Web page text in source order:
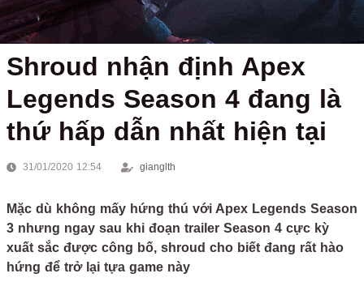
Shroud nhận định Apex
Legends Season 4 đang là
thứ hấp dẫn nhất hiện tại
31/01/2020 12:54 gianglth
Mặc dù không mấy hứng thú với Apex Legends Season
3 nhưng ngay sau khi đoạn trailer Season 4 cực kỳ
xuất sắc được công bố, shroud cho biết đang rất hào
hứng để trở lại tựa game này